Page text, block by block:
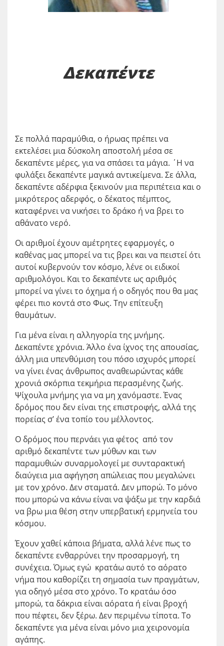
Δεκαπέντε
Σε πολλά παραμύθια, ο ήρωας πρέπει να
εκτελέσει μια δύσκολη αποστολή μέσα σε
δεκαπέντε μέρες, για να σπάσει τα μάγια. ΄Η να
φυλάξει δεκαπέντε μαγικά αντικείμενα. Σε άλλα,
δεκαπέντε αδέρφια ξεκινούν μια περιπέτεια και ο
μικρότερος αδερφός, ο δέκατος πέμπτος,
καταφέρνει να νικήσει το δράκο ή να βρει το
αθάνατο νερό.
Οι αριθμοί έχουν αμέτρητες εφαρμογές, ο
καθένας μας μπορεί να τις βρει και να πειστεί ότι
αυτοί κυβερνούν τον κόσμο, λένε οι ειδικοί
αριθμολόγοι. Και το δεκαπέντε ως αριθμός
μπορεί να γίνει το όχημα ή ο οδηγός που θα μας
φέρει πιο κοντά στο Φως. Την επίτευξη
θαυμάτων.
Για μένα είναι η αλληγορία της μνήμης.
Δεκαπέντε χρόνια. Άλλο ένα ίχνος της απουσίας,
άλλη μια υπενθύμιση του πόσο ισχυρός μπορεί
να γίνει ένας άνθρωπος αναθεωρώντας κάθε
χρονιά σκόρπια τεκμήρια περασμένης ζωής.
Ψίχουλα μνήμης για να μη χανόμαστε. Ένας
δρόμος που δεν είναι της επιστροφής, αλλά της
πορείας σ’ ένα τοπίο του μέλλοντος.
Ο δρόμος που περνάει για φέτος από τον
αριθμό δεκαπέντε των μύθων και των
παραμυθιών συναρμολογεί με συνταρακτική
διαύγεια μια αφήγηση απώλειας που μεγαλώνει
με τον χρόνο. Δεν σταματά. Δεν μπορώ. Το μόνο
που μπορώ να κάνω είναι να ψάξω με την καρδιά
να βρω μια θέση στην υπερβατική ερμηνεία του
κόσμου.
Έχουν χαθεί κάποια βήματα, αλλά λένε πως το
δεκαπέντε ενθαρρύνει την προσαρμογή, τη
συνέχεια. Όμως εγώ κρατάω αυτό το αόρατο
νήμα που καθορίζει τη σημασία των πραγμάτων,
για οδηγό μέσα στο χρόνο. Το κρατάω όσο
μπορώ, τα δάκρια είναι αόρατα ή είναι βροχή
που πέφτει, δεν ξέρω. Δεν περιμένω τίποτα. Το
δεκαπέντε για μένα είναι μόνο μια χειρονομία
αγάπης.